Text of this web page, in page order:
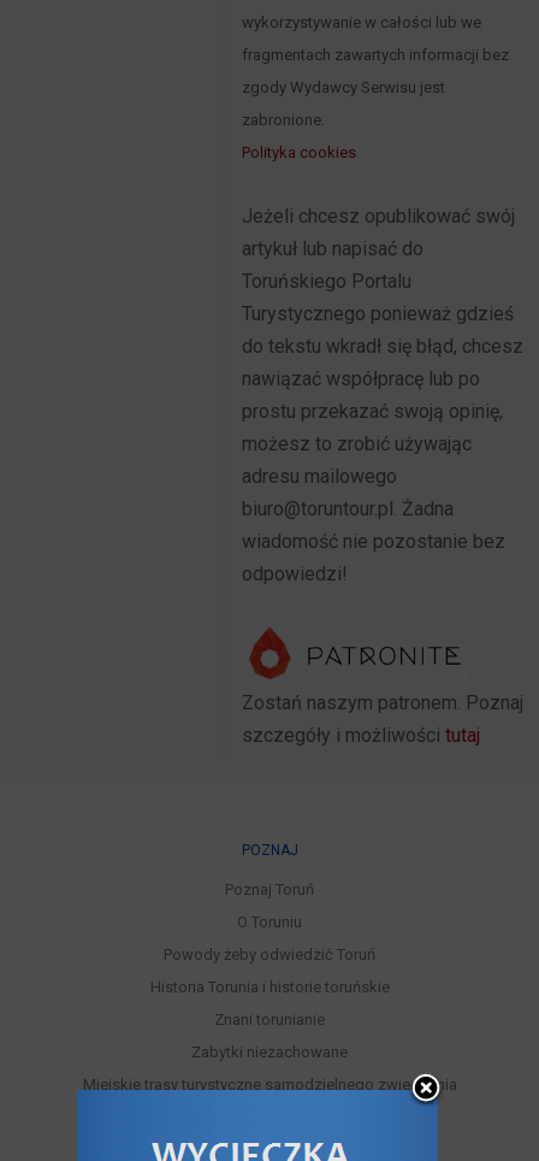
wykorzystywanie w całości lub we
fragmentach zawartych informacji bez
zgody Wydawcy Serwisu jest
zabronione.
Polityka cookies
Jeżeli chcesz opublikować swój
artykuł lub napisać do
Toruńskiego Portalu
Turystycznego ponieważ gdzieś
do tekstu wkradł się błąd, chcesz
nawiązać współpracę lub po
prostu przekazać swoją opinię,
możesz to zrobić używając
adresu mailowego
biuro@toruntour.pl. Żadna
wiadomość nie pozostanie bez
odpowiedzi!
Zostań naszym patronem. Poznaj
szczegóły i możliwości tutaj
POZNAJ
Poznaj Toruń
O Toruniu
Powody żeby odwiedzić Toruń
Historia Torunia i historie toruńskie
Znani torunianie
Zabytki niezachowane
Miejskie trasy turystyczne samodzielnego zwiedzania
Toruń nad Wisłą